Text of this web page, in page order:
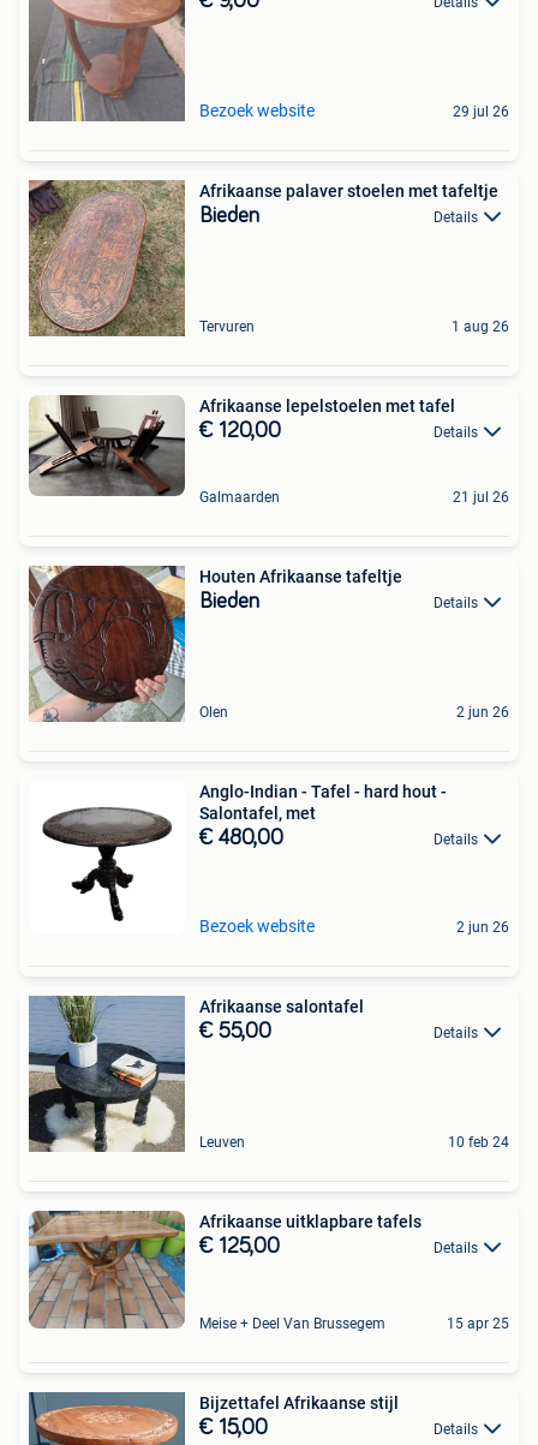
Bezoek website 29 jul 26
Afrikaanse palaver stoelen met tafeltje
Bieden Details
Tervuren 1 aug 26
Afrikaanse lepelstoelen met tafel
€ 120,00 Details
Galmaarden 21 jul 26
Houten Afrikaanse tafeltje
Bieden Details
Olen 2 jun 26
Anglo-Indian - Tafel - hard hout -
Salontafel, met
€ 480,00 Details
Bezoek website 2 jun 26
Afrikaanse salontafel
€ 55,00 Details
Leuven 10 feb 24
Afrikaanse uitklapbare tafels
€ 125,00 Details
Meise + Deel Van Brussegem 15 apr 25
Bijzettafel Afrikaanse stijl
€ 15,00 Details